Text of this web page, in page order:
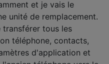
et je vais le
unité de remplacement.
transférer tous les
téléphone, contacts,
d'application et